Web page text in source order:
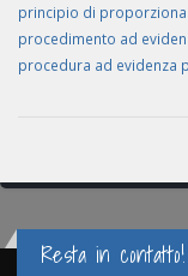
principio di
procedimento ad
procedura ad evidenza
Resta in contatto!